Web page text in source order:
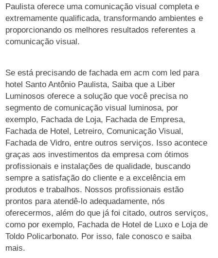
Paulista oferece uma comunicação visual completa e
extremamente qualificada, transformando ambientes e
proporcionando os melhores resultados referentes a
comunicação visual.
Se está precisando de fachada em acm com led para
hotel Santo Antônio Paulista, Saiba que a Liber
Luminosos oferece a solução que você precisa no
segmento de comunicação visual luminosa, por
exemplo, Fachada de Loja, Fachada de Empresa,
Fachada de Hotel, Letreiro, Comunicação Visual,
Fachada de Vidro, entre outros serviços. Isso acontece
graças aos investimentos da empresa com ótimos
profissionais e instalações de qualidade, buscando
sempre a satisfação do cliente e a excelência em
produtos e trabalhos. Nossos profissionais estão
prontos para atendê-lo adequadamente, nós
oferecermos, além do que já foi citado, outros serviços,
como por exemplo, Fachada de Hotel de Luxo e Loja de
Toldo Policarbonato. Por isso, fale conosco e saiba
mais.